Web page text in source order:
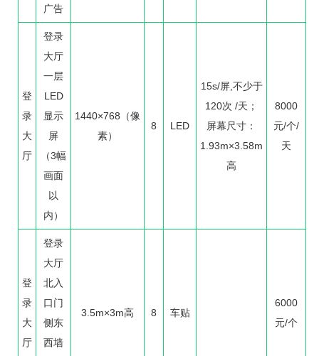
广告
登
录
大
厅
登录
大厅
一层
LED
显示
屏
（3幅
画面
以
内）
1440×768（像
素）
8 LED
15s/屏,不少于
120次 /天；
屏幕尺寸：
1.93m×3.58m
高
8000
元/个/
天
登
录
大
厅
登录
大厅
北入
口门
侧东
西墙
3.5m×3m高 8 车贴
6000
元/个